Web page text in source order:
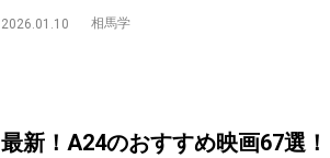
2026.01.10 相馬学
最新！A24のおすすめ映画67選